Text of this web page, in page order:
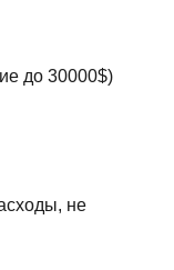
до 30000$)
не